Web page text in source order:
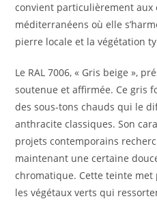
convient particulièrement aux
méditerranéens où elle
pierre locale et la végétation
Le RAL 7006, « Gris beige »,
soutenue et affirmée. Ce gris
des sous-tons chauds qui le
anthracite classiques. Son
projets contemporains
maintenant une certaine
chromatique. Cette teinte
les végétaux verts qui